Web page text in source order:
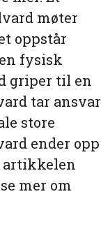
møter
oppstår
fysisk
griper til en
tar ansvar
store
ender opp
artikkelen
mer om